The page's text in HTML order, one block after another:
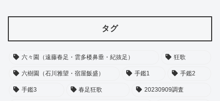
タグ
六々園（遠藤春足・雲多楼鼻垂・紀抜足） 狂歌
六樹園（石川雅望・宿屋飯盛） 手鑑1 手鑑2
手鑑3 春足狂歌 20230909調査